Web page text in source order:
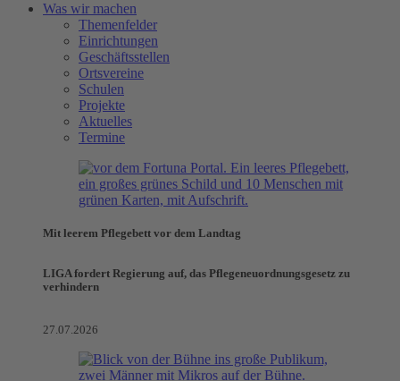
Was wir machen
Themenfelder
Einrichtungen
Geschäftsstellen
Ortsvereine
Schulen
Projekte
Aktuelles
Termine
Mit leerem Pflegebett vor dem Landtag
LIGA fordert Regierung auf, das Pflegeneuordnungsgesetz zu
verhindern
27.07.2026